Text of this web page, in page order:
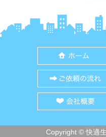
Copyright © 快適